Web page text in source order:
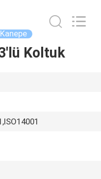
Koltuk